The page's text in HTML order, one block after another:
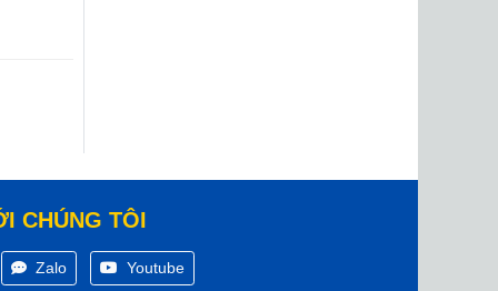
CHÚNG TÔI
Zalo Youtube